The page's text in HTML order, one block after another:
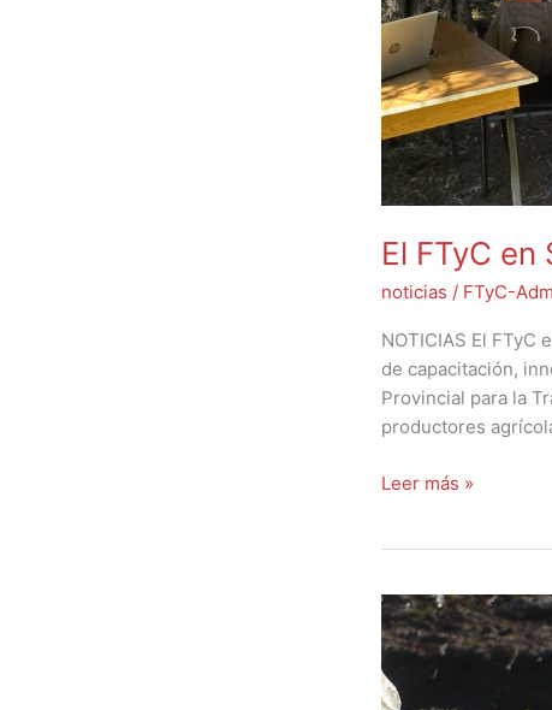
El FTyC en
noticias / FTyC-
NOTICIAS El
de capacitación,
Provincial para la
productores
Leer más »
Créditos
para
defensa
contra